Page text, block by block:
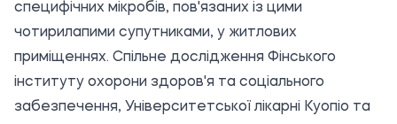
специфічних мікробів, пов'язаних із цими
чотирилапими супутниками, у житлових
приміщеннях. Спільне дослідження Фінського
інституту охорони здоров'я та соціального
забезпечення, Університетської лікарні Куопіо та